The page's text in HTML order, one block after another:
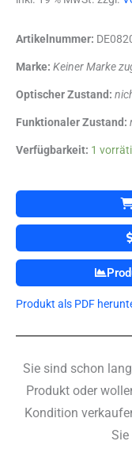
Artikelnummer:
Marke: Keiner Marke
Optischer Zustand:
Funktionaler Zustand:
Verfügbarkeit: 1
SECA
Menge
Produkt als PDF
Sie sind schon
Produkt oder
Kondition
Sie